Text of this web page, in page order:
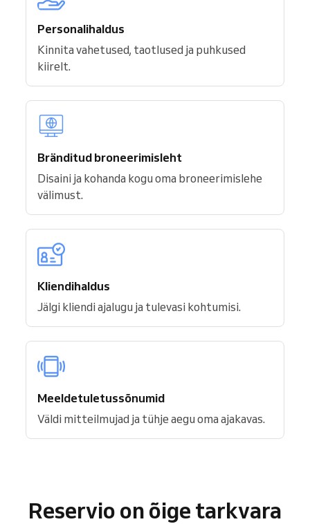
Personalihaldus
Kinnita vahetused, taotlused ja puhkused
kiirelt.
Bränditud broneerimisleht
Disaini ja kohanda kogu oma broneerimislehe
välimust.
Kliendihaldus
Jälgi kliendi ajalugu ja tulevasi kohtumisi.
Meeldetuletussõnumid
Väldi mitteilmujad ja tühje aegu oma ajakavas.
Reservio on õige tarkvara